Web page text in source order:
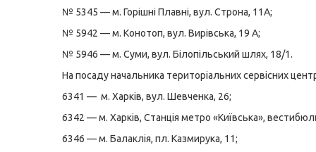
№ 5345 — м. Горішні Плавні, вул. Строна, 11А;
№ 5942 — м. Конотоп, вул. Вирівська, 19 А;
№ 5946 — м. Суми, вул. Білопільський шлях, 18/1.
На посаду начальника територіальних сервісних
6341 — м. Харків, вул. Шевченка, 26;
6342 — м. Харків, Станція метро «Київська»,
6346 — м. Балаклія, пл. Казмирука, 11;